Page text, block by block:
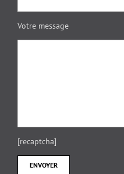
Votre message
[recaptcha]